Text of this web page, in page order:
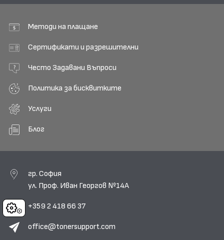
Cookies
Методи на плащане
Сертификати и разрешителни
Често Задавани Въпроси
Политика за бисквитките
Услуги
Блог
гр. София
ул. Проф. Иван Георгов №14А
+359 2 418 66 37
office@tonersupport.com